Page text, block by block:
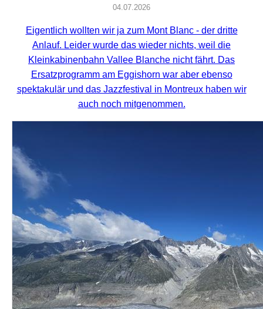
04.07.2026
Eigentlich wollten wir ja zum Mont Blanc - der dritte
Anlauf. Leider wurde das wieder nichts, weil die
Kleinkabinenbahn Vallee Blanche nicht fährt. Das
Ersatzprogramm am Eggishorn war aber ebenso
spektakulär und das Jazzfestival in Montreux haben wir
auch noch mitgenommen.